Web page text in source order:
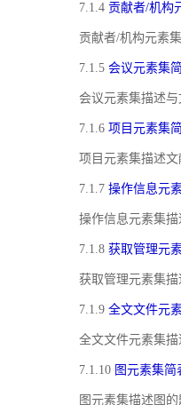
7.1.4 贡献者/机构
贡献者/机构元素
7.1.5 会议元素集
会议元素集描述
7.1.6 项目元素集
项目元素集描述
7.1.7 操作信息元
操作信息元素集
7.1.8 获取管理元
获取管理元素集
7.1.9 全文文件元
全文文件元素集
7.1.10 图元素集简
图元素集描述图